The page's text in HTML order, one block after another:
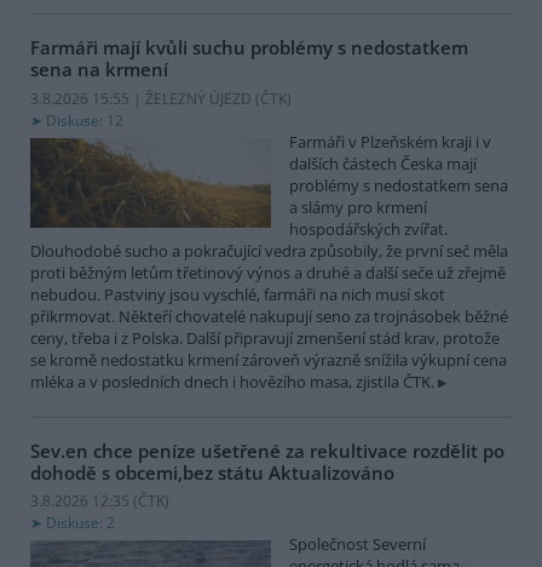
Farmáři mají kvůli suchu problémy s nedostatkem
sena na krmení
3.8.2026 15:55 | ŽELEZNÝ ÚJEZD (ČTK)
Diskuse: 12
Farmáři v Plzeňském kraji i v
dalších částech Česka mají
problémy s nedostatkem sena
a slámy pro krmení
hospodářských zvířat.
Dlouhodobé sucho a pokračující vedra způsobily, že první seč měla
proti běžným letům třetinový výnos a druhé a další seče už zřejmě
nebudou. Pastviny jsou vyschlé, farmáři na nich musí skot
přikrmovat. Někteří chovatelé nakupují seno za trojnásobek běžné
ceny, třeba i z Polska. Další připravují zmenšení stád krav, protože
se kromě nedostatku krmení zároveň výrazně snížila výkupní cena
mléka a v posledních dnech i hovězího masa, zjistila ČTK.
Sev.en chce peníze ušetřené za rekultivace rozdělit po
dohodě s obcemi,bez státu Aktualizováno
3.8.2026 12:35 (ČTK)
Diskuse: 2
Společnost Severní